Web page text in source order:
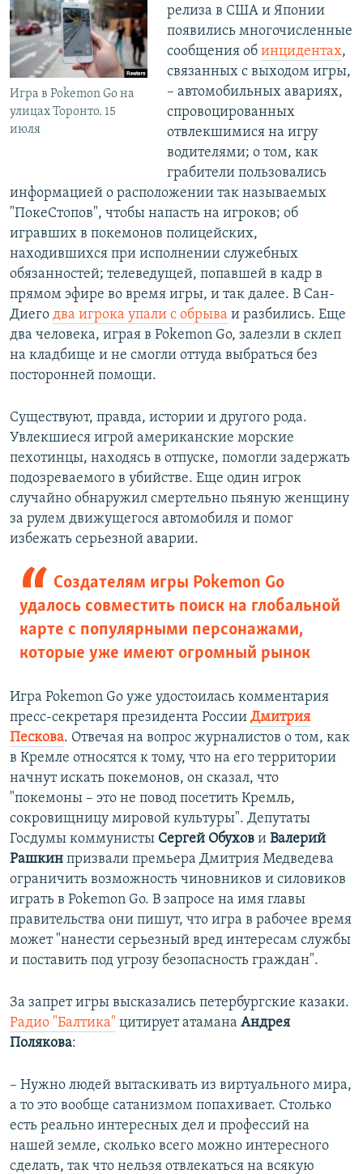
Игра в Pokemon Go на
улицах Торонто. 15
июля
релиза в США и Японии
появились многочисленные
сообщения об инцидентах,
связанных с выходом игры,
– автомобильных авариях,
спровоцированных
отвлекшимися на игру
водителями; о том, как
грабители пользовались
информацией о расположении так называемых
"ПокеСтопов", чтобы напасть на игроков; об
игравших в покемонов полицейских,
находившихся при исполнении служебных
обязанностей; телеведущей, попавшей в кадр в
прямом эфире во время игры, и так далее. В Сан-
Диего два игрока упали с обрыва и разбились. Еще
два человека, играя в Pokemon Go, залезли в склеп
на кладбище и не смогли оттуда выбраться без
посторонней помощи.
Существуют, правда, истории и другого рода.
Увлекшиеся игрой американские морские
пехотинцы, находясь в отпуске, помогли задержать
подозреваемого в убийстве. Еще один игрок
случайно обнаружил смертельно пьяную женщину
за рулем движущегося автомобиля и помог
избежать серьезной аварии.
Создателям игры Pokemon Go
удалось совместить поиск на глобальной
карте с популярными персонажами,
которые уже имеют огромный рынок
Игра Pokemon Go уже удостоилась комментария
пресс-секретаря президента России Дмитрия
Пескова. Отвечая на вопрос журналистов о том, как
в Кремле относятся к тому, что на его территории
начнут искать покемонов, он сказал, что
"покемоны – это не повод посетить Кремль,
сокровищницу мировой культуры". Депутаты
Госдумы коммунисты Сергей Обухов и Валерий
Рашкин призвали премьера Дмитрия Медведева
ограничить возможность чиновников и силовиков
играть в Pokemon Go. В запросе на имя главы
правительства они пишут, что игра в рабочее время
может "нанести серьезный вред интересам службы
и поставить под угрозу безопасность граждан".
За запрет игры высказались петербургские казаки.
Радио "Балтика" цитирует атамана Андрея
Полякова:
– Нужно людей вытаскивать из виртуального мира,
а то это вообще сатанизмом попахивает. Столько
есть реально интересных дел и профессий на
нашей земле, сколько всего можно интересного
сделать, так что нельзя отвлекаться на всякую